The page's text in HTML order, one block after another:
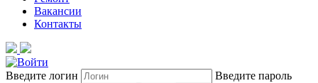
Вакансии
Контакты
Введите логин Введите пароль